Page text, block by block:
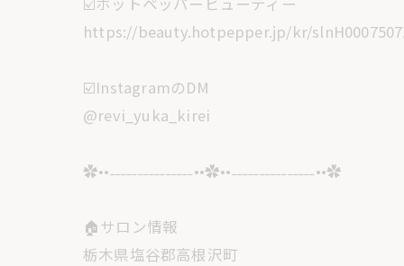
https://beauty.hotpepper.jp/kr/
☑️InstagramのDM
@revi_yuka_kirei
✿••˗˗˗˗˗˗˗˗˗˗˗˗˗˗˗••✿••˗˗˗˗˗˗˗˗˗˗˗˗˗˗˗••✿
🏠サロン情報
栃木県塩谷郡高根沢町